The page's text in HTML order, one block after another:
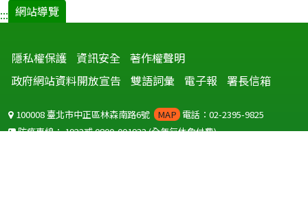
::: 網站導覽
隱私權保護 資訊安全 著作權聲明
政府網站資料開放宣告
雙語詞彙 電子報 署長信箱
100008 臺北市中正區林森南路6號 MAP 電話：02-2395-9825
防疫專線：1922或0800-001922(全年無休免付費)